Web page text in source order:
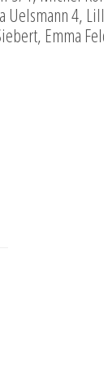
Uelsmann 4,
Emma